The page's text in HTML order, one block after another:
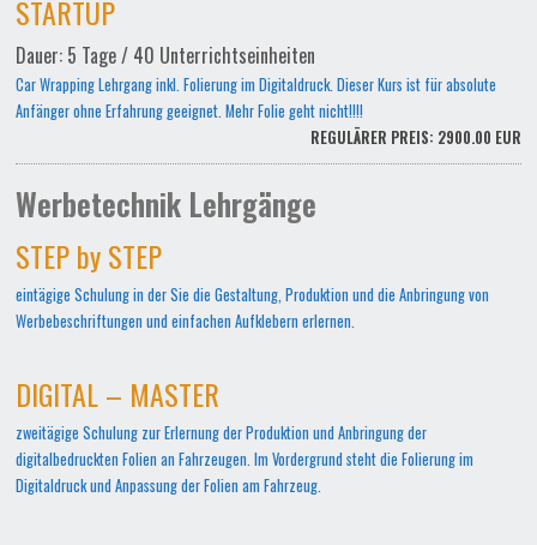
STARTUP
Dauer: 5 Tage / 40 Unterrichtseinheiten
Car Wrapping Lehrgang inkl. Folierung im Digitaldruck. Dieser Kurs ist für absolute
Anfänger ohne Erfahrung geeignet. Mehr Folie geht nicht!!!!
REGULÄRER PREIS: 2900.00 EUR
Werbetechnik Lehrgänge
STEP by STEP
eintägige Schulung in der Sie die Gestaltung, Produktion und die Anbringung von
Werbebeschriftungen und einfachen Aufklebern erlernen.
DIGITAL – MASTER
zweitägige Schulung zur Erlernung der Produktion und Anbringung der
digitalbedruckten Folien an Fahrzeugen. Im Vordergrund steht die Folierung im
Digitaldruck und Anpassung der Folien am Fahrzeug.